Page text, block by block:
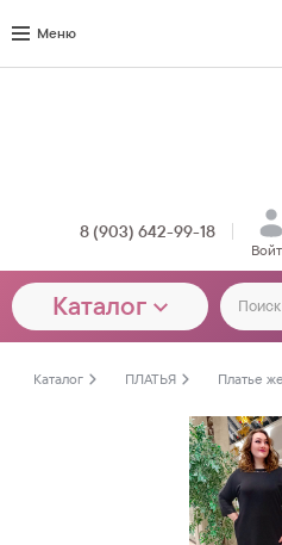
Меню
8 (903) 642-99-18
Каталог
Каталог ПЛАТЬЯ Платье